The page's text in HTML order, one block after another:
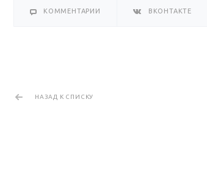
КОММЕНТАРИИ ВКОНТАКТЕ
НАЗАД К СПИСКУ